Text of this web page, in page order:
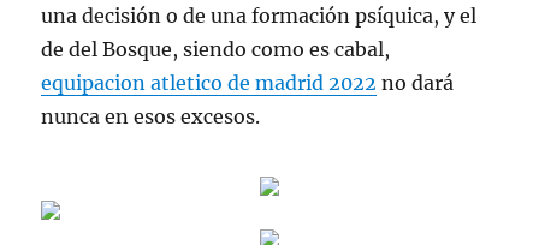
una decisión o de una formación psíquica, y el
de del Bosque, siendo como es cabal,
equipacion atletico de madrid 2022 no dará
nunca en esos excesos.